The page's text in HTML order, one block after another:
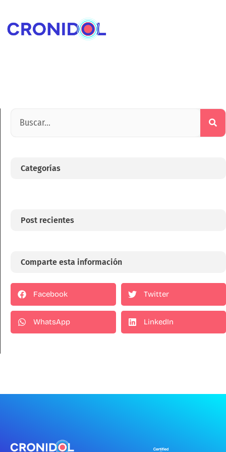
Categorías
Post recientes
Comparte esta información
Facebook Twitter
WhatsApp LinkedIn